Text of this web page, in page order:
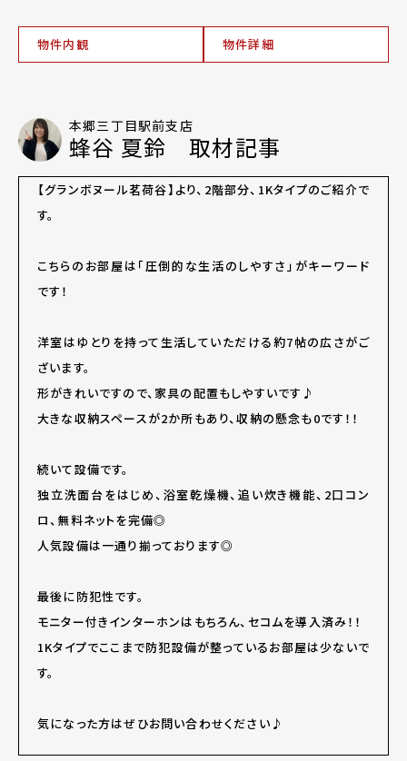
物件内観 物件詳細
本郷三丁目駅前支店
蜂谷 夏鈴 取材記事
【グランボヌール茗荷谷】より、2階部分、1Kタイプのご紹介で
す。
こちらのお部屋は「圧倒的な生活のしやすさ」がキーワード
です！
洋室はゆとりを持って生活していただける約7帖の広さがご
ざいます。
形がきれいですので、家具の配置もしやすいです♪
大きな収納スペースが2か所もあり、収納の懸念も0です！！
続いて設備です。
独立洗面台をはじめ、浴室乾燥機、追い炊き機能、2口コン
ロ、無料ネットを完備◎
人気設備は一通り揃っております◎
最後に防犯性です。
モニター付きインターホンはもちろん、セコムを導入済み！！
1Kタイプでここまで防犯設備が整っているお部屋は少ないで
す。
気になった方はぜひお問い合わせください♪